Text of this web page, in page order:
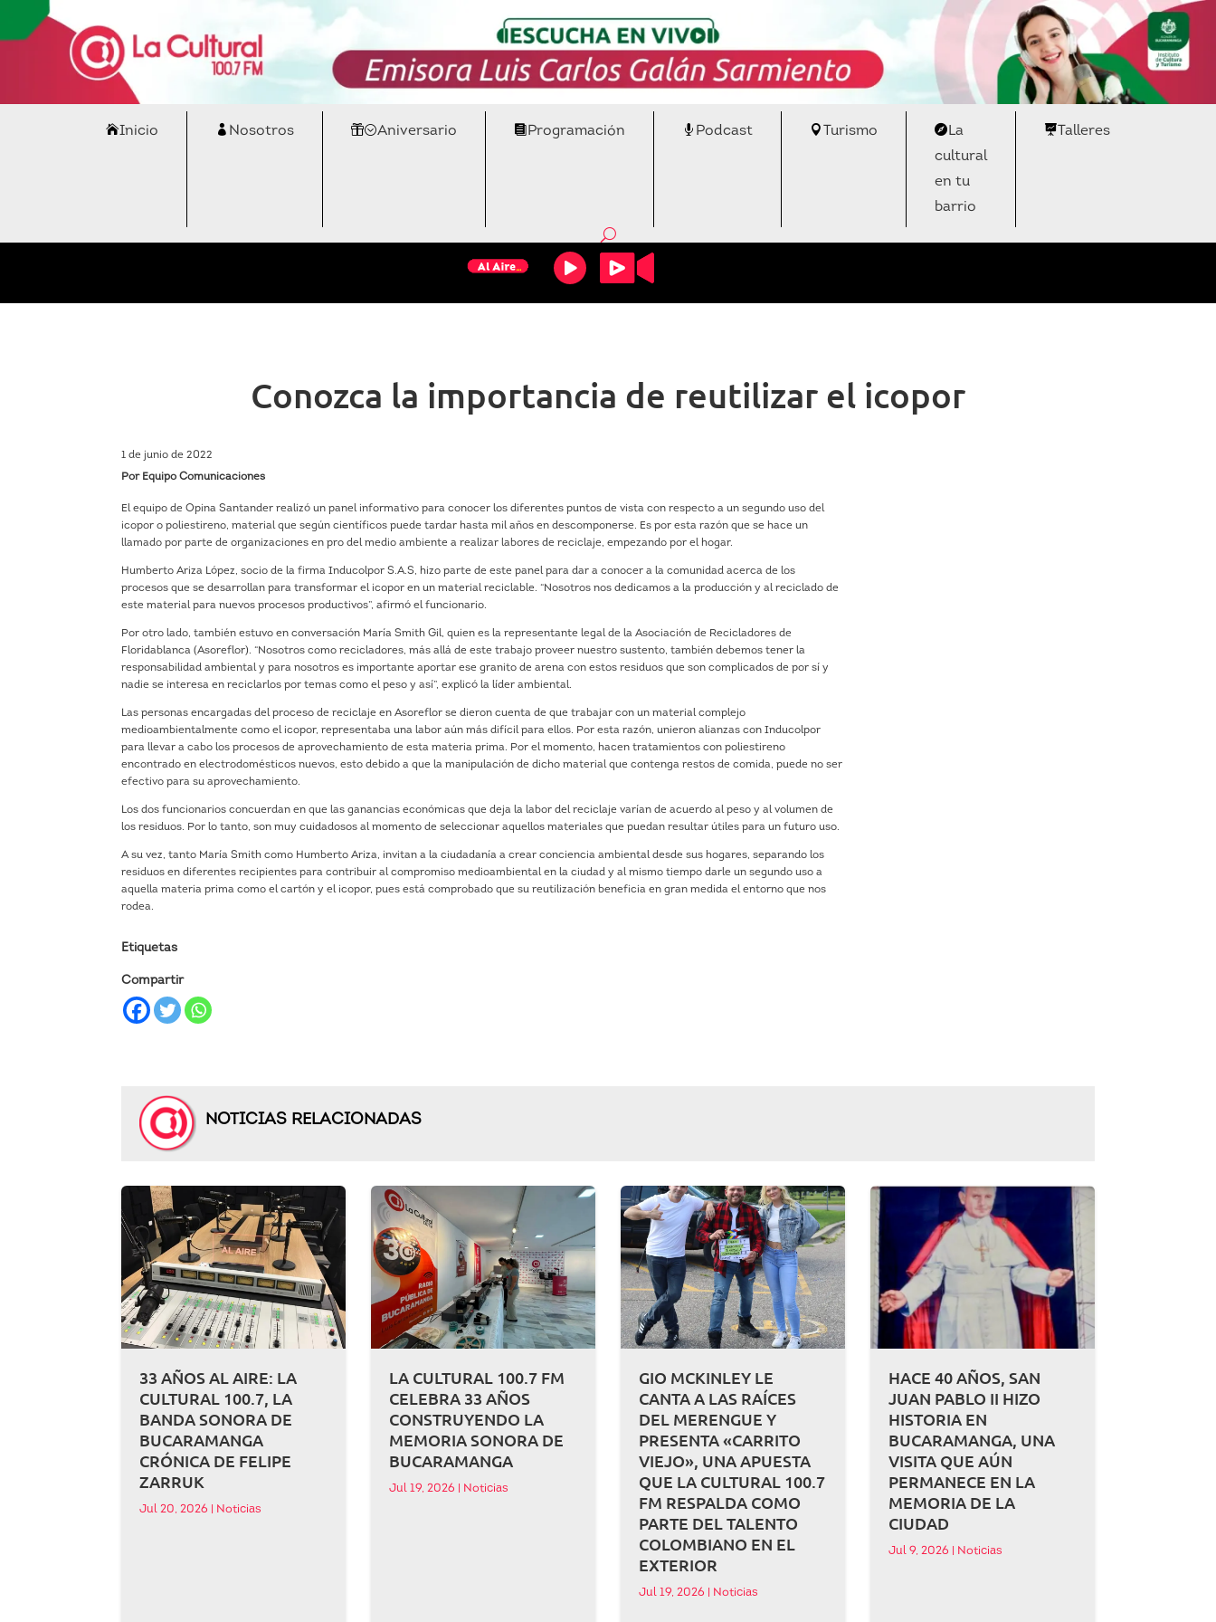
Inicio Nosotros Aniversario Programación Podcast Turismo
La
cultural
en tu
barrio
Talleres
Conozca la importancia de reutilizar el icopor
1 de junio de 2022
Por Equipo Comunicaciones
El equipo de Opina Santander realizó un panel informativo para conocer los diferentes puntos de vista con respecto a un segundo uso del
icopor o poliestireno, material que según científicos puede tardar hasta mil años en descomponerse. Es por esta razón que se hace un
llamado por parte de organizaciones en pro del medio ambiente a realizar labores de reciclaje, empezando por el hogar.
Humberto Ariza López, socio de la firma Inducolpor S.A.S, hizo parte de este panel para dar a conocer a la comunidad acerca de los
procesos que se desarrollan para transformar el icopor en un material reciclable. “Nosotros nos dedicamos a la producción y al reciclado de
este material para nuevos procesos productivos”, afirmó el funcionario.
Por otro lado, también estuvo en conversación María Smith Gil, quien es la representante legal de la Asociación de Recicladores de
Floridablanca (Asoreflor). “Nosotros como recicladores, más allá de este trabajo proveer nuestro sustento, también debemos tener la
responsabilidad ambiental y para nosotros es importante aportar ese granito de arena con estos residuos que son complicados de por sí y
nadie se interesa en reciclarlos por temas como el peso y así”, explicó la líder ambiental.
Las personas encargadas del proceso de reciclaje en Asoreflor se dieron cuenta de que trabajar con un material complejo
medioambientalmente como el icopor, representaba una labor aún más difícil para ellos. Por esta razón, unieron alianzas con Inducolpor
para llevar a cabo los procesos de aprovechamiento de esta materia prima. Por el momento, hacen tratamientos con poliestireno
encontrado en electrodomésticos nuevos, esto debido a que la manipulación de dicho material que contenga restos de comida, puede no ser
efectivo para su aprovechamiento.
Los dos funcionarios concuerdan en que las ganancias económicas que deja la labor del reciclaje varían de acuerdo al peso y al volumen de
los residuos. Por lo tanto, son muy cuidadosos al momento de seleccionar aquellos materiales que puedan resultar útiles para un futuro uso.
A su vez, tanto María Smith como Humberto Ariza, invitan a la ciudadanía a crear conciencia ambiental desde sus hogares, separando los
residuos en diferentes recipientes para contribuir al compromiso medioambiental en la ciudad y al mismo tiempo darle un segundo uso a
aquella materia prima como el cartón y el icopor, pues está comprobado que su reutilización beneficia en gran medida el entorno que nos
rodea.
Etiquetas
Compartir
NOTICIAS RELACIONADAS
33 AÑOS AL AIRE: LA
CULTURAL 100.7, LA
BANDA SONORA DE
BUCARAMANGA
CRÓNICA DE FELIPE
ZARRUK
Jul 20, 2026 Noticias
LA CULTURAL 100.7 FM
CELEBRA 33 AÑOS
CONSTRUYENDO LA
MEMORIA SONORA DE
BUCARAMANGA
Jul 19, 2026 Noticias
GIO MCKINLEY LE
CANTA A LAS RAÍCES
DEL MERENGUE Y
PRESENTA «CARRITO
VIEJO», UNA APUESTA
QUE LA CULTURAL 100.7
FM RESPALDA COMO
PARTE DEL TALENTO
COLOMBIANO EN EL
EXTERIOR
Jul 19, 2026 Noticias
HACE 40 AÑOS, SAN
JUAN PABLO II HIZO
HISTORIA EN
BUCARAMANGA, UNA
VISITA QUE AÚN
PERMANECE EN LA
MEMORIA DE LA
CIUDAD
Jul 9, 2026 Noticias